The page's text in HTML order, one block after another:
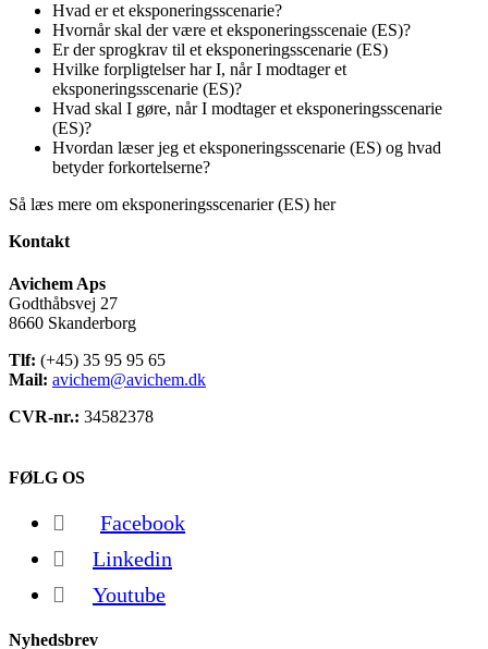
Hvad er et eksponeringsscenarie?
Hvornår skal der være et eksponeringsscenaie (ES)?
Er der sprogkrav til et eksponeringsscenarie (ES)
Hvilke forpligtelser har I, når I modtager et
eksponeringsscenarie (ES)?
Hvad skal I gøre, når I modtager et eksponeringsscenarie
(ES)?
Hvordan læser jeg et eksponeringsscenarie (ES) og hvad
betyder forkortelserne?
Så læs mere om eksponeringsscenarier (ES) her
Kontakt
Avichem Aps
Godthåbsvej 27
8660 Skanderborg
Tlf: (+45) 35 95 95 65
Mail: avichem@avichem.dk
CVR-nr.: 34582378
FØLG OS
Facebook
Linkedin
Youtube
Nyhedsbrev